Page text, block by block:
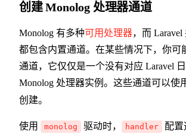
创建 Monolog 处理器通道
Monolog 有多种可用处理器，而
都包含内置通道。在某些情况下，你可
通道，它仅仅是一个没有对应 Laravel
Monolog 处理器实例。这些通道可以使
创建。
使用 monolog 驱动时， handler 配